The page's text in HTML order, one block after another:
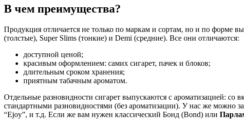
В чем преимущества?
Продукция отличается не только по маркам и сортам, но и по форме
(толстые), Super Slims (тонкие) и Demi (средние). Все они отличаются:
доступной ценой;
красивым оформлением: самих сигарет, пачек и блоков;
длительным сроком хранения;
приятным табачным ароматом.
Отдельные разновидности сигарет выпускаются с ароматизацией:
стандартными разновидностями (без ароматизации). У нас же можно
“Ejoy”, и т.д. Если же вам нужен классический Бонд (Bond) или